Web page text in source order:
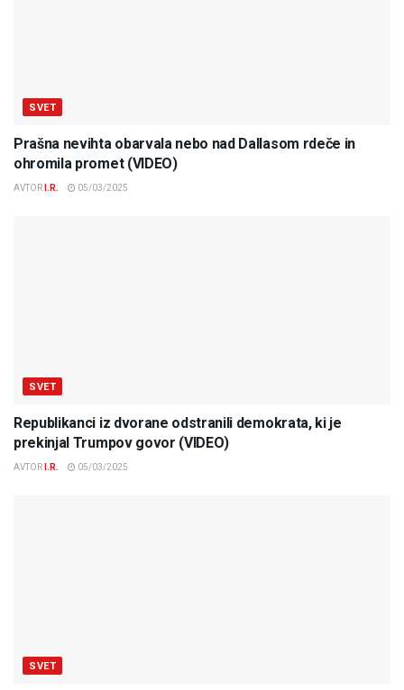
SVET
Prašna nevihta obarvala nebo nad Dallasom rdeče in
ohromila promet (VIDEO)
AVTOR I.R. 05/03/2025
SVET
Republikanci iz dvorane odstranili demokrata, ki je
prekinjal Trumpov govor (VIDEO)
AVTOR I.R. 05/03/2025
SVET